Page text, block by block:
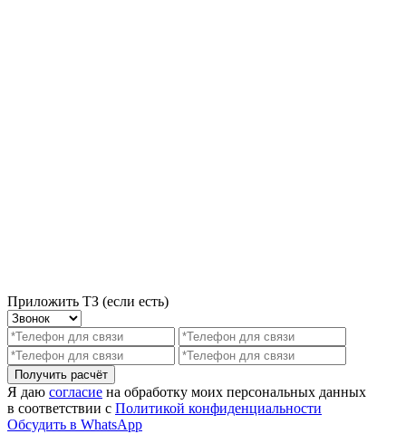
Приложить ТЗ (если есть)
Получить расчёт
Я даю согласие на обработку моих персональных данных
в соответствии с Политикой конфиденциальности
Обсудить в WhatsApp